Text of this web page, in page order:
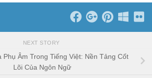
NEXT STORY
Phụ Âm Trong Tiếng Việt: Nền Tảng Cốt
Lõi Của Ngôn Ngữ